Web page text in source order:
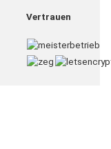
Vertrauen